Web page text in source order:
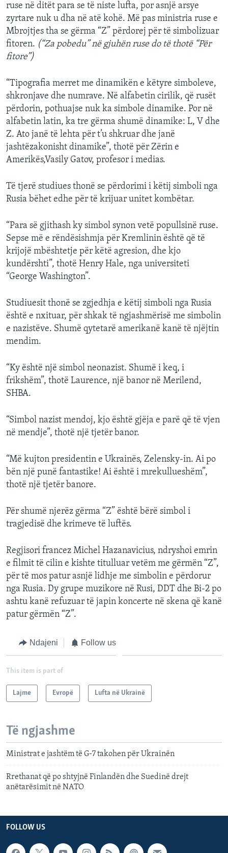
ruse në ditët para se të niste lufta, por asnjë arsye
zyrtare nuk u dha në atë kohë. Më pas ministria ruse e
Mbrojtjes tha se gërma “Z” përdorej për të simbolizuar
fitoren. (“Za pobedu” në gjuhën ruse do të thotë “Për
fitore”)
“Tipografia merret me dinamikën e këtyre simboleve,
shkronjave dhe numrave. Në alfabetin cirilik, që rusët
përdorin, pothuajse nuk ka simbole dinamike. Por në
alfabetin latin, ka tre gërma shumë dinamike: L, V dhe
Z. Ato janë të lehta për t’u shkruar dhe janë
jashtëzakonisht dinamike”, thotë për Zërin e
Amerikës,Vasily Gatov, profesor i medias.
Të tjerë studiues thonë se përdorimi i këtij simboli nga
Rusia bëhet edhe për të krijuar unitet kombëtar.
“Para së gjithash ky simbol synon vetë popullsinë ruse.
Sepse më e rëndësishmja për Kremlinin është që të
krijojë mbështetje për këtë agresion, dhe kjo
kundërshti”, thotë Henry Hale, nga universiteti
“George Washington”.
Studiuesit thonë se zgjedhja e këtij simboli nga Rusia
është e nxituar, për shkak të ngjashmërisë me simbolin
e nazistëve. Shumë qytetarë amerikanë kanë të njëjtin
mendim.
“Ky është një simbol neonazist. Shumë i keq, i
frikshëm”, thotë Laurence, një banor në Merilend,
SHBA.
“Simbol nazist mendoj, kjo është gjëja e parë që të vjen
në mendje”, thotë një tjetër banor.
“Më kujton presidentin e Ukrainës, Zelensky-in. Ai po
bën një punë fantastike! Ai është i mrekullueshëm”,
thotë një tjetër banore.
Për shumë njerëz gërma “Z” është bërë simbol i
tragjedisë dhe krimeve të luftës.
Regjisori francez Michel Hazanavicius, ndryshoi emrin
e filmit të cilin e kishte titulluar vetëm me gërmën “Z”,
për të mos patur asnjë lidhje me simbolin e përdorur
nga Rusia. Dy grupe muzikore në Rusi, DDT dhe Bi-2 po
ashtu kanë refuzuar të japin koncerte në skena që kanë
patur gërmën “Z”.
Ndajeni Follow us
This item is part of
Lajme Evropë Lufta në Ukrainë
Të ngjashme
Ministrat e jashtëm të G-7 takohen për Ukrainën
Rrethanat që po shtyjnë Finlandën dhe Suedinë drejt
anëtarësimit në NATO
FOLLOW US